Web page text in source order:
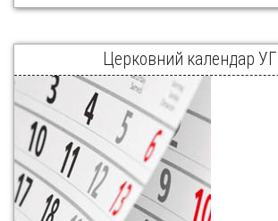
Церковний календар